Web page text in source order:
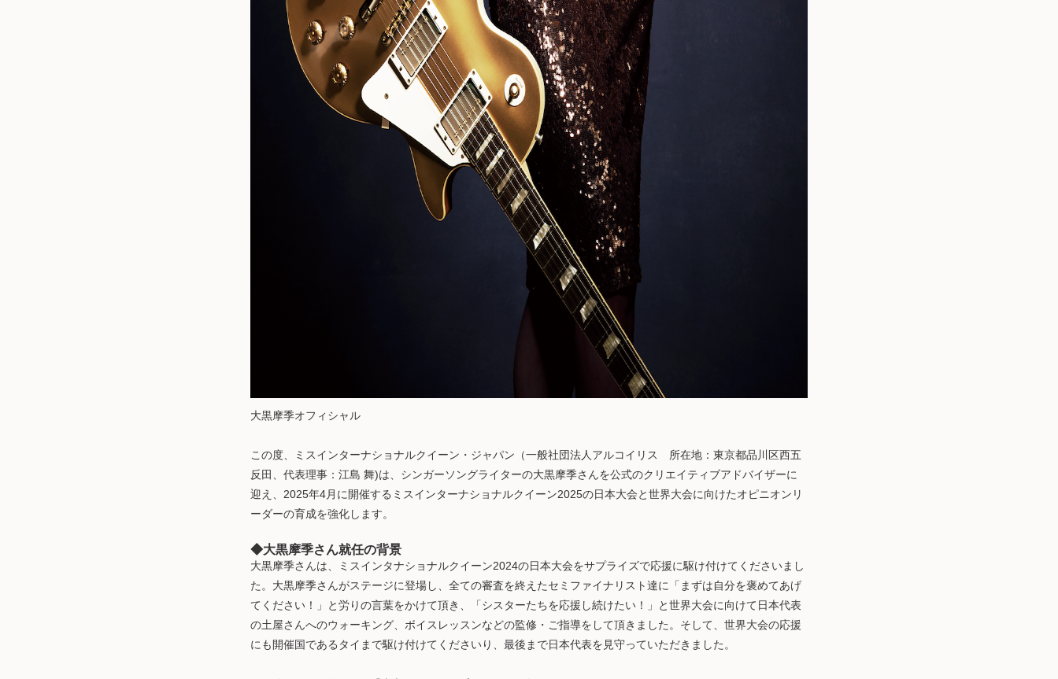
大黒摩季オフィシャル
この度、ミスインターナショナルクイーン・ジャパン（一般社団法人アルコイリス 所在地：東京都品川区西五
反田、代表理事：江島 舞)は、シンガーソングライターの大黒摩季さんを公式のクリエイティブアドバイザーに
迎え、2025年4月に開催するミスインターナショナルクイーン2025の日本大会と世界大会に向けたオピニオンリ
ーダーの育成を強化します。
◆大黒摩季さん就任の背景
大黒摩季さんは、ミスインタナショナルクイーン2024の日本大会をサプライズで応援に駆け付けてくださいまし
た。大黒摩季さんがステージに登場し、全ての審査を終えたセミファイナリスト達に「まずは自分を褒めてあげ
てください！」と労りの言葉をかけて頂き、「シスターたちを応援し続けたい！」と世界大会に向けて日本代表
の土屋さんへのウォーキング、ボイスレッスンなどの監修・ご指導をして頂きました。そして、世界大会の応援
にも開催国であるタイまで駆け付けてくださいり、最後まで日本代表を見守っていただきました。